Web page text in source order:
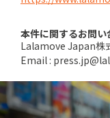
本件に関するお問い
Lalamove Japan株
Email :